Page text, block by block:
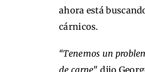
ahora está
cárnicos.
“Tenemos un